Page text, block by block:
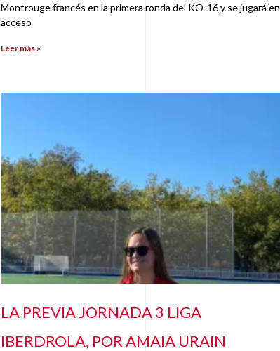
Montrouge francés en la primera ronda del KO-16 y se jugará en
acceso
Leer más »
LA PREVIA JORNADA 3 LIGA
IBERDROLA, POR AMAIA URAIN